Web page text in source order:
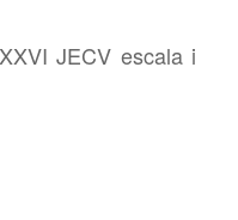
JECV escala i